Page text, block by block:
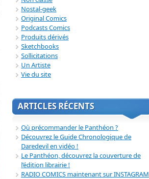
Nostal-geek
Original Comics
Podcasts Comics
Produits dérivés
Sketchbooks
Sollicitations
Un Artiste
Vie du site
ARTICLES RÉCENTS
Où précommander le Panthéon ?
Découvrez le Guide Chronologique de
Daredevil en vidéo !
Le Panthéon, découvrez la couverture de
l’édition librairie !
RADIO COMICS maintenant sur INSTAGRAM